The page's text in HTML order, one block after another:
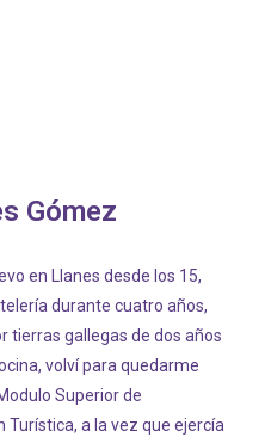
Gómez
en Llanes desde los 15,
durante cuatro años,
tierras gallegas de dos años
volví para quedarme
Superior de
a la vez que ejercía